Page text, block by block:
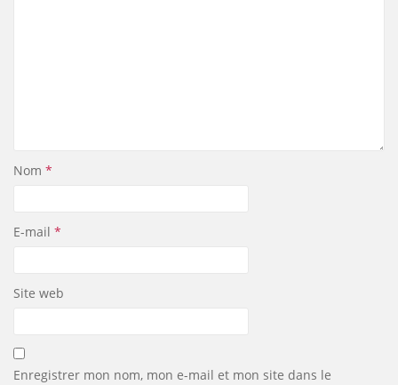
Nom *
E-mail *
Site web
Enregistrer mon nom, mon e-mail et mon site dans le